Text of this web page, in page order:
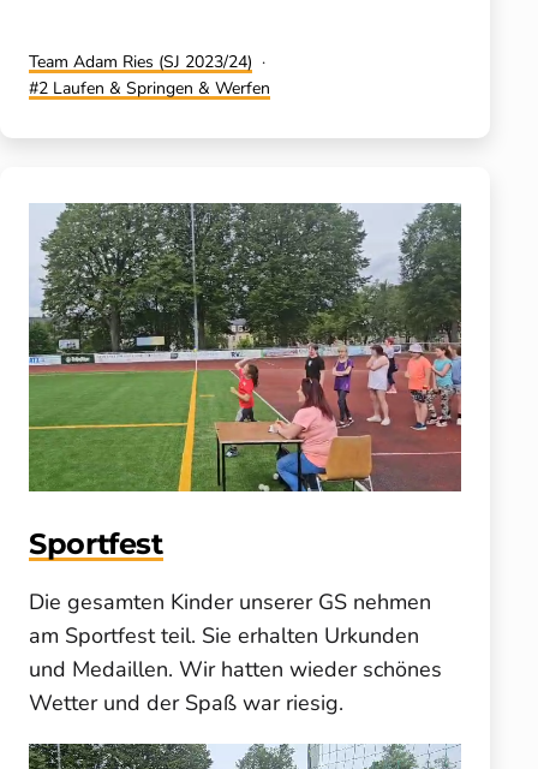
Kategorisiert
als
Team Adam Ries (SJ 2023/24)
Verschlagwortet
2 Laufen & Springen & Werfen
Sportfest
Die gesamten Kinder unserer GS nehmen
am Sportfest teil. Sie erhalten Urkunden
und Medaillen. Wir hatten wieder schönes
Wetter und der Spaß war riesig.